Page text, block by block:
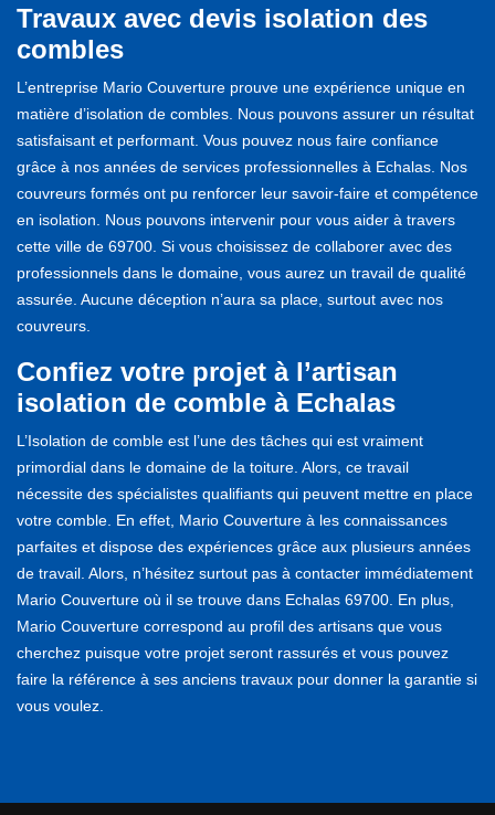
Travaux avec devis isolation des
combles
L’entreprise Mario Couverture prouve une expérience unique en
matière d’isolation de combles. Nous pouvons assurer un résultat
satisfaisant et performant. Vous pouvez nous faire confiance
grâce à nos années de services professionnelles à Echalas. Nos
couvreurs formés ont pu renforcer leur savoir-faire et compétence
en isolation. Nous pouvons intervenir pour vous aider à travers
cette ville de 69700. Si vous choisissez de collaborer avec des
professionnels dans le domaine, vous aurez un travail de qualité
assurée. Aucune déception n’aura sa place, surtout avec nos
couvreurs.
Confiez votre projet à l’artisan
isolation de comble à Echalas
L’Isolation de comble est l’une des tâches qui est vraiment
primordial dans le domaine de la toiture. Alors, ce travail
nécessite des spécialistes qualifiants qui peuvent mettre en place
votre comble. En effet, Mario Couverture à les connaissances
parfaites et dispose des expériences grâce aux plusieurs années
de travail. Alors, n’hésitez surtout pas à contacter immédiatement
Mario Couverture où il se trouve dans Echalas 69700. En plus,
Mario Couverture correspond au profil des artisans que vous
cherchez puisque votre projet seront rassurés et vous pouvez
faire la référence à ses anciens travaux pour donner la garantie si
vous voulez.